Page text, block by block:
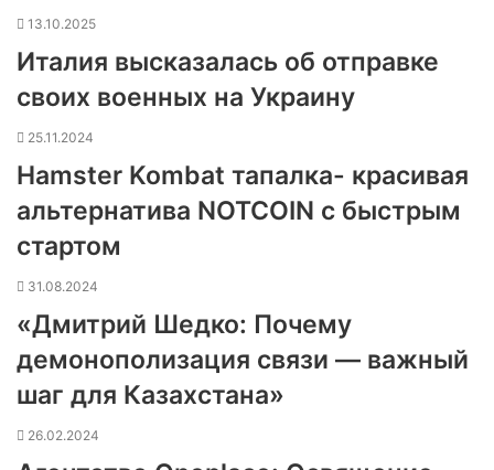
13.10.2025
Италия высказалась об отправке
своих военных на Украину
25.11.2024
Hamster Kombat тапалка- красивая
альтернатива NOTCOIN с быстрым
стартом
31.08.2024
«Дмитрий Шедко: Почему
демонополизация связи — важный
шаг для Казахстана»
26.02.2024